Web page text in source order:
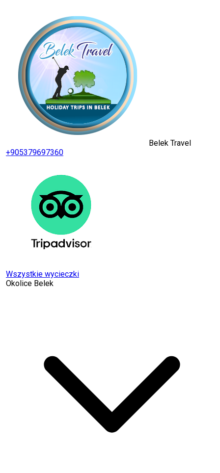
Belek Travel
+905379697360
Wszystkie wycieczki
Okolice Belek